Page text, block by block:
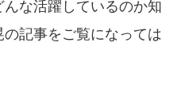
な活躍しているのか知
記事をご覧になっては